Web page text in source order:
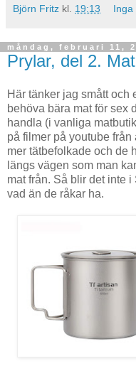
Björn Fritz kl. 19:13 Inga
måndag, februari 11,
Prylar, del 2.
Här tänker jag smått och
behöva bära mat för sex
handla (i vanliga
på filmer på youtube
mer tätbefolkade och de
längs vägen som man
mat från. Så blir det inte
vad än de råkar ha.